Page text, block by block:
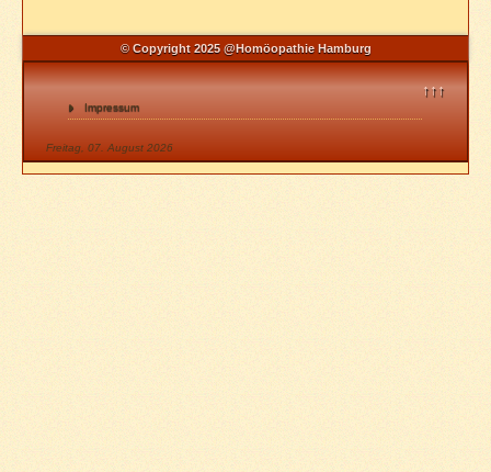
© Copyright 2025 @Homöopathie Hamburg
↑↑↑
Impressum
Freitag, 07. August 2026